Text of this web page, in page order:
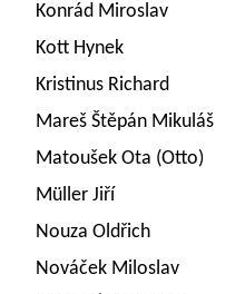
Konrád Miroslav
Kott Hynek
Kristinus Richard
Mareš Štěpán Mikuláš
Matoušek Ota (Otto)
Müller Jiří
Nouza Oldřich
Nováček Miloslav